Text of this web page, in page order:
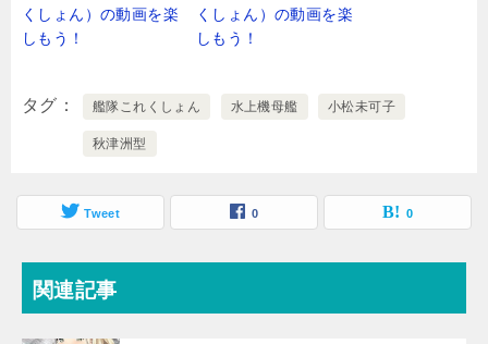
くしょん）の動画を楽
しもう！
くしょん）の動画を楽
しもう！
タグ 艦隊これくしょん 水上機母艦 小松未可子
秋津洲型
Tweet 0 0
関連記事